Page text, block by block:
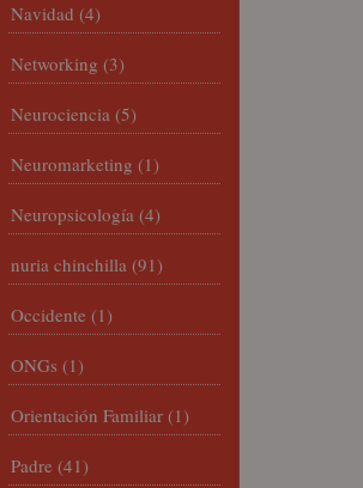
Navidad (4)
Networking (3)
Neurociencia (5)
Neuromarketing (1)
Neuropsicología (4)
nuria chinchilla (91)
Occidente (1)
ONGs (1)
Orientación Familiar (1)
Padre (41)